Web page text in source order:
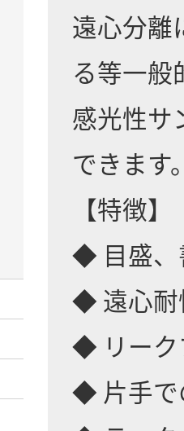
遠心分離
る等一般
感光性サ
できます
【特徴】
◆ 目盛、
◆ 遠心耐
◆ リーク
◆ 片手で